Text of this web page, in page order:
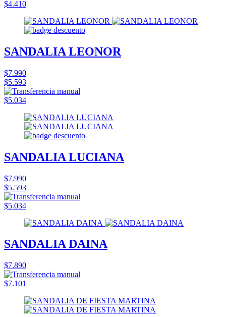
$4.410
SANDALIA LEONOR
$7.990
$5.593
$5.034
SANDALIA LUCIANA
$7.990
$5.593
$5.034
SANDALIA DAINA
$7.890
$7.101